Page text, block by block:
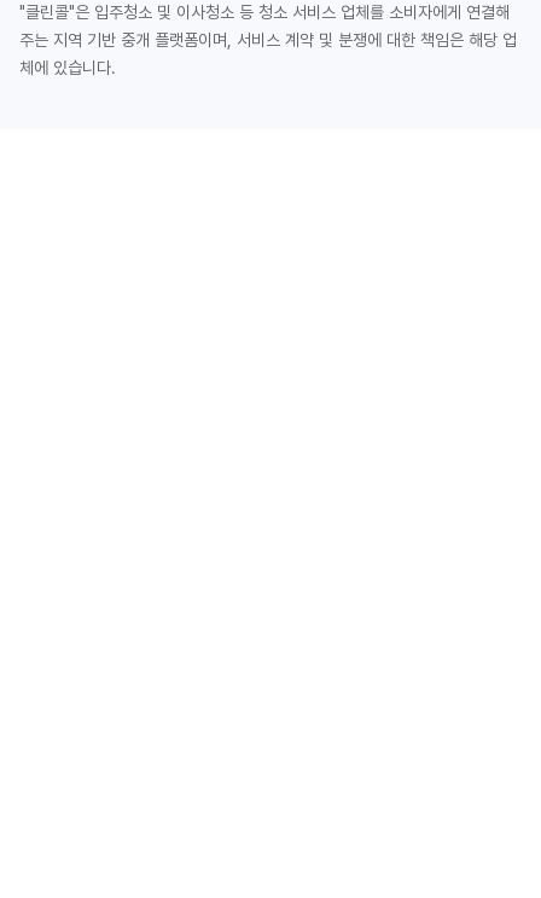
"클린콜"은 입주청소 및 이사청소 등 청소 서비스 업체를 소비자에게 연결해
주는 지역 기반 중개 플랫폼이며, 서비스 계약 및 분쟁에 대한 책임은 해당 업
체에 있습니다.